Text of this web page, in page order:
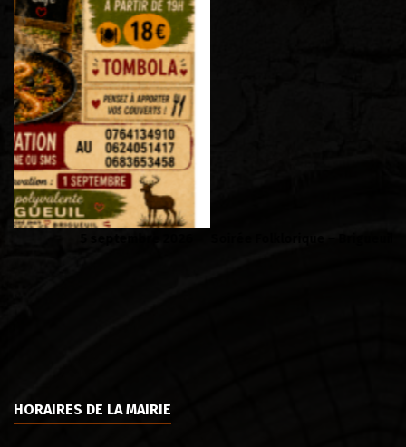
HORAIRES DE LA MAIRIE